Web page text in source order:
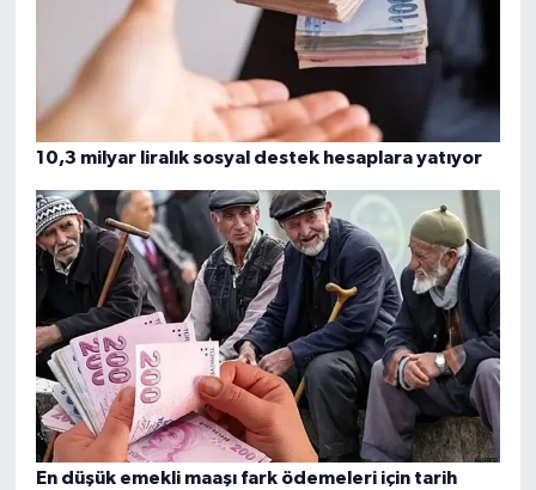
10,3 milyar liralık sosyal destek hesaplara yatıyor
En düşük emekli maaşı fark ödemeleri için tarih